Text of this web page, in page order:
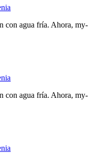
con agua fría. Ahora, my-
con agua fría. Ahora, my-